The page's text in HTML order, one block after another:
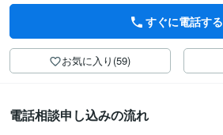
すぐに電話する
お気に入り(59)
電話相談申し込みの流れ